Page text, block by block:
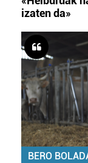
izaten da»
BERO